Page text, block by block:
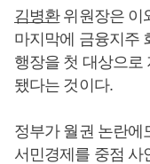
김병환위원장은 이
마지막에 금융지주
행장을 첫 대상으로
됐다는 것이다.
정부가 월권 논란에
서민경제를 중점 사